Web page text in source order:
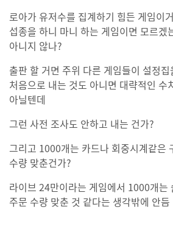
로아가 유저수를 집계하기 힘든 게임이
섭종을 하니 마니 하는 게임이면 모르겠
아니지 않나?
출판 할 거면 주위 다른 게임들이 설정
처음으로 내는 것도 아니면 대략적인 수
아닐텐데
그런 사전 조사도 안하고 내는 건가?
그리고 1000개는 카드나 회중시계같은
수량 맞춘건가?
라이브 24만이라는 게임에서 1000개는
주문 수량 맞춘 것 같다는 생각밖에 안듬